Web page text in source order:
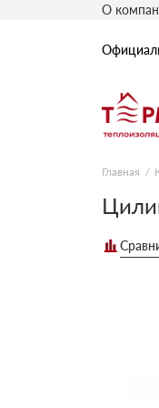
О
Главная